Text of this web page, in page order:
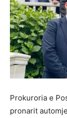
Prokuroria e
pronarit